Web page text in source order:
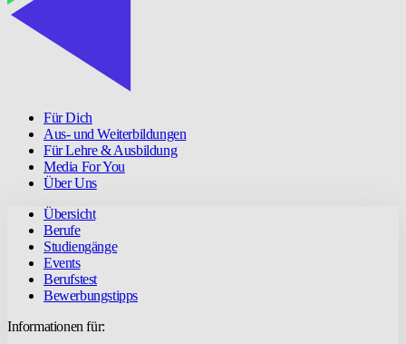
Für Dich
Aus- und Weiterbildungen
Für Lehre & Ausbildung
Media For You
Über Uns
Übersicht
Berufe
Studiengänge
Events
Berufstest
Bewerbungstipps
Informationen für: